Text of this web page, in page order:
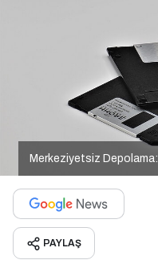
Merkeziyetsiz
PAYLAŞ